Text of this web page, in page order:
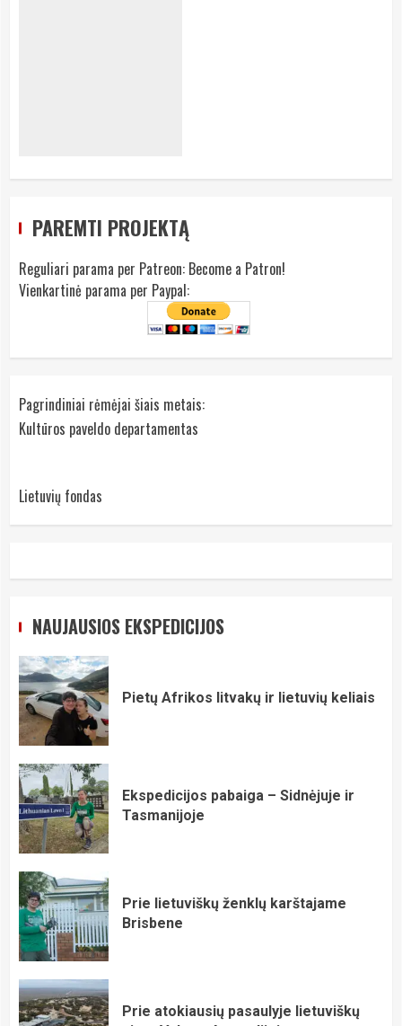
PAREMTI PROJEKTĄ
Reguliari parama per Patreon: Become a Patron!
Vienkartinė parama per Paypal:
Pagrindiniai rėmėjai šiais metais:
Kultūros paveldo departamentas
Lietuvių fondas
NAUJAUSIOS EKSPEDICIJOS
Pietų Afrikos litvakų ir lietuvių keliais
Ekspedicijos pabaiga – Sidnėjuje ir
Tasmanijoje
Prie lietuviškų ženklų karštajame
Brisbene
Prie atokiausių pasaulyje lietuviškų